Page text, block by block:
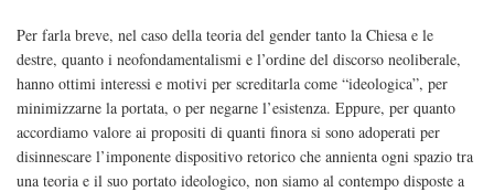
Per farla breve, nel caso della teoria del gender tanto la Chiesa e le
destre, quanto i neofondamentalismi e l’ordine del discorso neoliberale,
hanno ottimi interessi e motivi per screditarla come “ideologica”, per
minimizzarne la portata, o per negarne l’esistenza. Eppure, per quanto
accordiamo valore ai propositi di quanti finora si sono adoperati per
disinnescare l’imponente dispositivo retorico che annienta ogni spazio tra
una teoria e il suo portato ideologico, non siamo al contempo disposte a